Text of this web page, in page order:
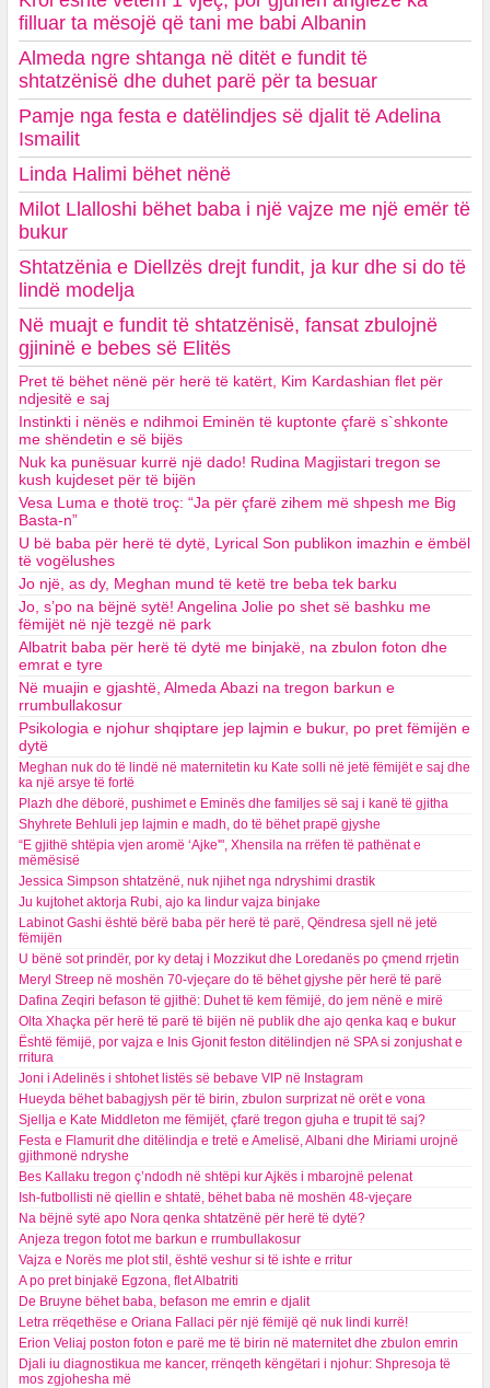
filluar ta mësojë që tani me babi Albanin
Almeda ngre shtanga në ditët e fundit të
shtatzënisë dhe duhet parë për ta besuar
Pamje nga festa e datëlindjes së djalit të Adelina
Ismailit
Linda Halimi bëhet nënë
Milot Llalloshi bëhet baba i një vajze me një emër të
bukur
Shtatzënia e Diellzës drejt fundit, ja kur dhe si do të
lindë modelja
Në muajt e fundit të shtatzënisë, fansat zbulojnë
gjininë e bebes së Elitës
Pret të bëhet nënë për herë të katërt, Kim Kardashian flet për
ndjesitë e saj
Instinkti i nënës e ndihmoi Eminën të kuptonte çfarë s`shkonte
me shëndetin e së bijës
Nuk ka punësuar kurrë një dado! Rudina Magjistari tregon se
kush kujdeset për të bijën
Vesa Luma e thotë troç: “Ja për çfarë zihem më shpesh me Big
Basta-n”
U bë baba për herë të dytë, Lyrical Son publikon imazhin e ëmbël
të vogëlushes
Jo një, as dy, Meghan mund të ketë tre beba tek barku
Jo, s’po na bëjnë sytë! Angelina Jolie po shet së bashku me
fëmijët në një tezgë në park
Albatrit baba për herë të dytë me binjakë, na zbulon foton dhe
emrat e tyre
Në muajin e gjashtë, Almeda Abazi na tregon barkun e
rrumbullakosur
Psikologia e njohur shqiptare jep lajmin e bukur, po pret fëmijën e
dytë
Meghan nuk do të lindë në maternitetin ku Kate solli në jetë fëmijët e saj dhe
ka një arsye të fortë
Plazh dhe dëborë, pushimet e Eminës dhe familjes së saj i kanë të gjitha
Shyhrete Behluli jep lajmin e madh, do të bëhet prapë gjyshe
“E gjithë shtëpia vjen aromë ‘Ajke'", Xhensila na rrëfen të pathënat e
mëmësisë
Jessica Simpson shtatzënë, nuk njihet nga ndryshimi drastik
Ju kujtohet aktorja Rubi, ajo ka lindur vajza binjake
Labinot Gashi është bërë baba për herë të parë, Qëndresa sjell në jetë
fëmijën
U bënë sot prindër, por ky detaj i Mozzikut dhe Loredanës po çmend rrjetin
Meryl Streep në moshën 70-vjeçare do të bëhet gjyshe për herë të parë
Dafina Zeqiri befason të gjithë: Duhet të kem fëmijë, do jem nënë e mirë
Olta Xhaçka për herë të parë të bijën në publik dhe ajo qenka kaq e bukur
Është fëmijë, por vajza e Inis Gjonit feston ditëlindjen në SPA si zonjushat e
rritura
Joni i Adelinës i shtohet listës së bebave VIP në Instagram
Hueyda bëhet babagjysh për të birin, zbulon surprizat në orët e vona
Sjellja e Kate Middleton me fëmijët, çfarë tregon gjuha e trupit të saj?
Festa e Flamurit dhe ditëlindja e tretë e Amelisë, Albani dhe Miriami urojnë
gjithmonë ndryshe
Bes Kallaku tregon ç’ndodh në shtëpi kur Ajkës i mbarojnë pelenat
Ish-futbollisti në qiellin e shtatë, bëhet baba në moshën 48-vjeçare
Na bëjnë sytë apo Nora qenka shtatzënë për herë të dytë?
Anjeza tregon fotot me barkun e rrumbullakosur
Vajza e Norës me plot stil, është veshur si të ishte e rritur
A po pret binjakë Egzona, flet Albatriti
De Bruyne bëhet baba, befason me emrin e djalit
Letra rrëqethëse e Oriana Fallaci për një fëmijë që nuk lindi kurrë!
Erion Veliaj poston foton e parë me të birin në maternitet dhe zbulon emrin
Djali iu diagnostikua me kancer, rrënqeth këngëtari i njohur: Shpresoja të
mos zgjohesha më